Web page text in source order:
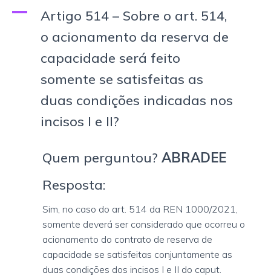
A
Artigo 514 – Sobre o art. 514,
o acionamento da reserva de
capacidade será feito
somente se satisfeitas as
duas condições indicadas nos
incisos I e II?
Quem perguntou? ABRADEE
Resposta:
Sim, no caso do art. 514 da REN 1000/2021,
somente deverá ser considerado que ocorreu o
acionamento do contrato de reserva de
capacidade se satisfeitas conjuntamente as
duas condições dos incisos I e II do caput.